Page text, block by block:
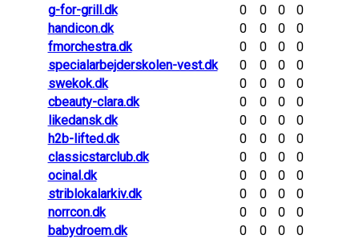
g-for-grill.dk
0 0 0
0
handicon.dk
0 0 0
0
fmorchestra.dk
0 0 0
0
specialarbejderskolen-vest.dk
0 0 0
0
swekok.dk
0 0 0
0
cbeauty-clara.dk
0 0 0
0
likedansk.dk
0 0 0
0
h2b-lifted.dk
0 0 0
0
classicstarclub.dk
0 0 0
0
ocinal.dk
0 0 0
0
striblokalarkiv.dk
0 0 0
0
norrcon.dk
0 0 0
0
babydroem.dk
0 0 0
0